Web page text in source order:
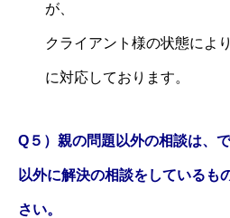
が、
クライアント様の状態によ
に対応しております。
Q５）親の問題以外の相談は、
以外に解決の相談をしているも
さい。